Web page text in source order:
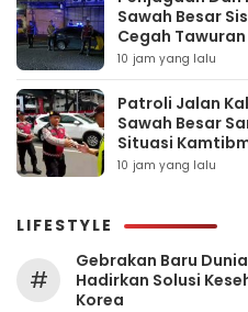
Sawah Besar
Cegah
10 jam yang lalu
Patroli Jalan
Sawah Besar
Situasi
10 jam yang lalu
LIFESTYLE
#
Gebrakan Baru
Hadirkan Solusi
Korea